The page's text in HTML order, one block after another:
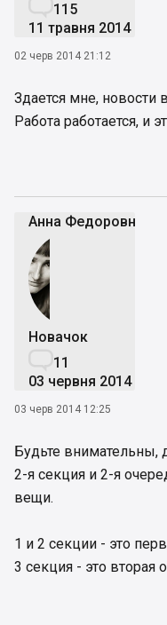
115
11 травня 2014
02 черв 2014 21:12
Здается мне, новости
Работа работается, и
Анна Федоровна
Новачок
11
03 червня 2014
03 черв 2014 12:25
Будьте внимательны,
2-я секция и 2-я
вещи.
1 и 2 секции - это
3 секция - это вторая